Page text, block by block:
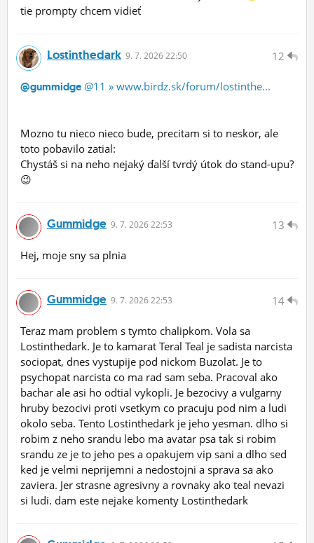
tie prompty chcem vidieť
12
Lostinthedark 9. 7. 2026 22:50
@gummidge @11 » www.birdz.sk/forum/lostinthe...
Mozno tu nieco nieco bude, precitam si to neskor, ale
toto pobavilo zatial:
Chystáš si na neho nejaký ďalší tvrdý útok do stand-upu?
😉
13
Gummidge 9. 7. 2026 22:53
Hej, moje sny sa plnia
14
Gummidge 9. 7. 2026 22:53
Teraz mam problem s tymto chalipkom. Vola sa
Lostinthedark. Je to kamarat Teral Teal je sadista narcista
sociopat, dnes vystupije pod nickom Buzolat. Je to
psychopat narcista co ma rad sam seba. Pracoval ako
bachar ale asi ho odtial vykopli. Je bezocivy a vulgarny
hruby bezocivi proti vsetkym co pracuju pod nim a ludi
okolo seba. Tento Lostinthedark je jeho yesman. dlho si
robim z neho srandu lebo ma avatar psa tak si robim
srandu ze je to jeho pes a opakujem vip sani a dlho sed
ked je velmi neprijemni a nedostojni a sprava sa ako
zaviera. Jer strasne agresivny a rovnaky ako teal nevazi
si ludi. dam este nejake komenty Lostinthedark